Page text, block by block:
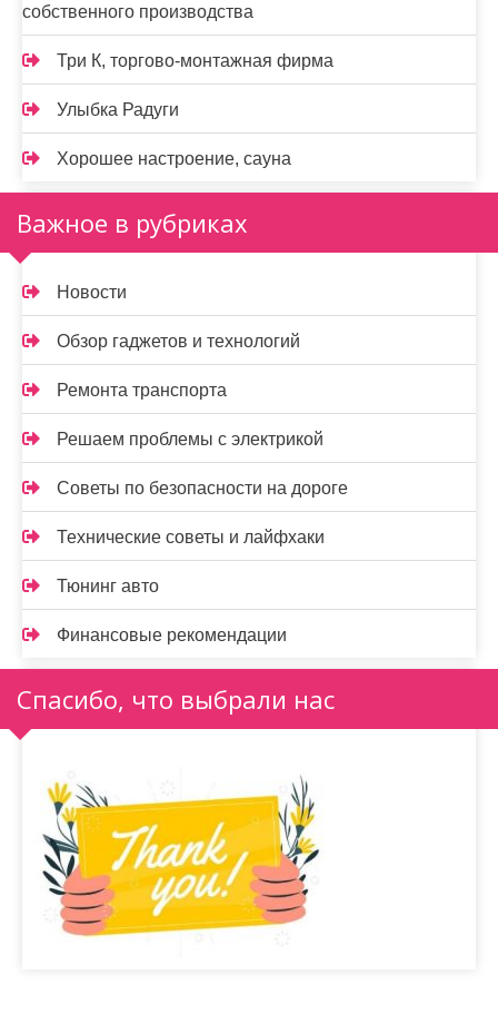
собственного производства
Три К, торгово-монтажная фирма
Улыбка Радуги
Хорошее настроение, сауна
Важное в рубриках
Новости
Обзор гаджетов и технологий
Ремонта транспорта
Решаем проблемы с электрикой
Советы по безопасности на дороге
Технические советы и лайфхаки
Тюнинг авто
Финансовые рекомендации
Спасибо, что выбрали нас